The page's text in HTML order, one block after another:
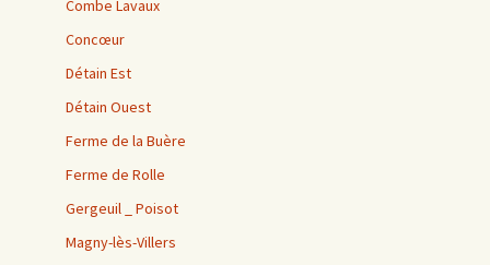
Combe Lavaux
Concœur
Détain Est
Détain Ouest
Ferme de la Buère
Ferme de Rolle
Gergeuil _ Poisot
Magny-lès-Villers